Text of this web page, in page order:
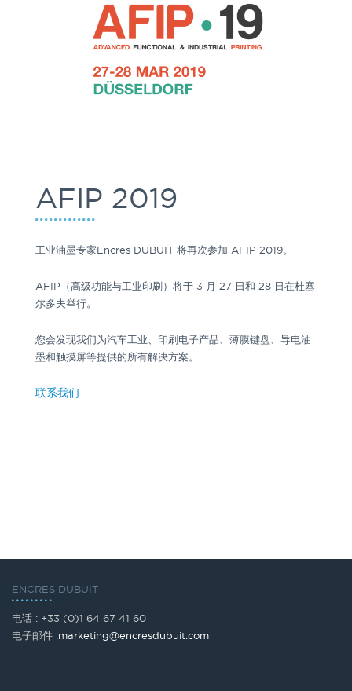
AFIP 2019
工业油墨专家Encres DUBUIT 将再次参加 AFIP 2019。
AFIP （高级功能与工业印刷）将于 3 月 27 日和 28 日在杜塞
尔多夫举行。
您会发现我们为汽车工业、印刷电子产品、薄膜键盘、导电油
墨和触摸屏等提供的所有解决方案。
联系我们
ENCRES DUBUIT
电话 : +33 (0)1 64 67 41 60
电子邮件 :marketing@encresdubuit.com